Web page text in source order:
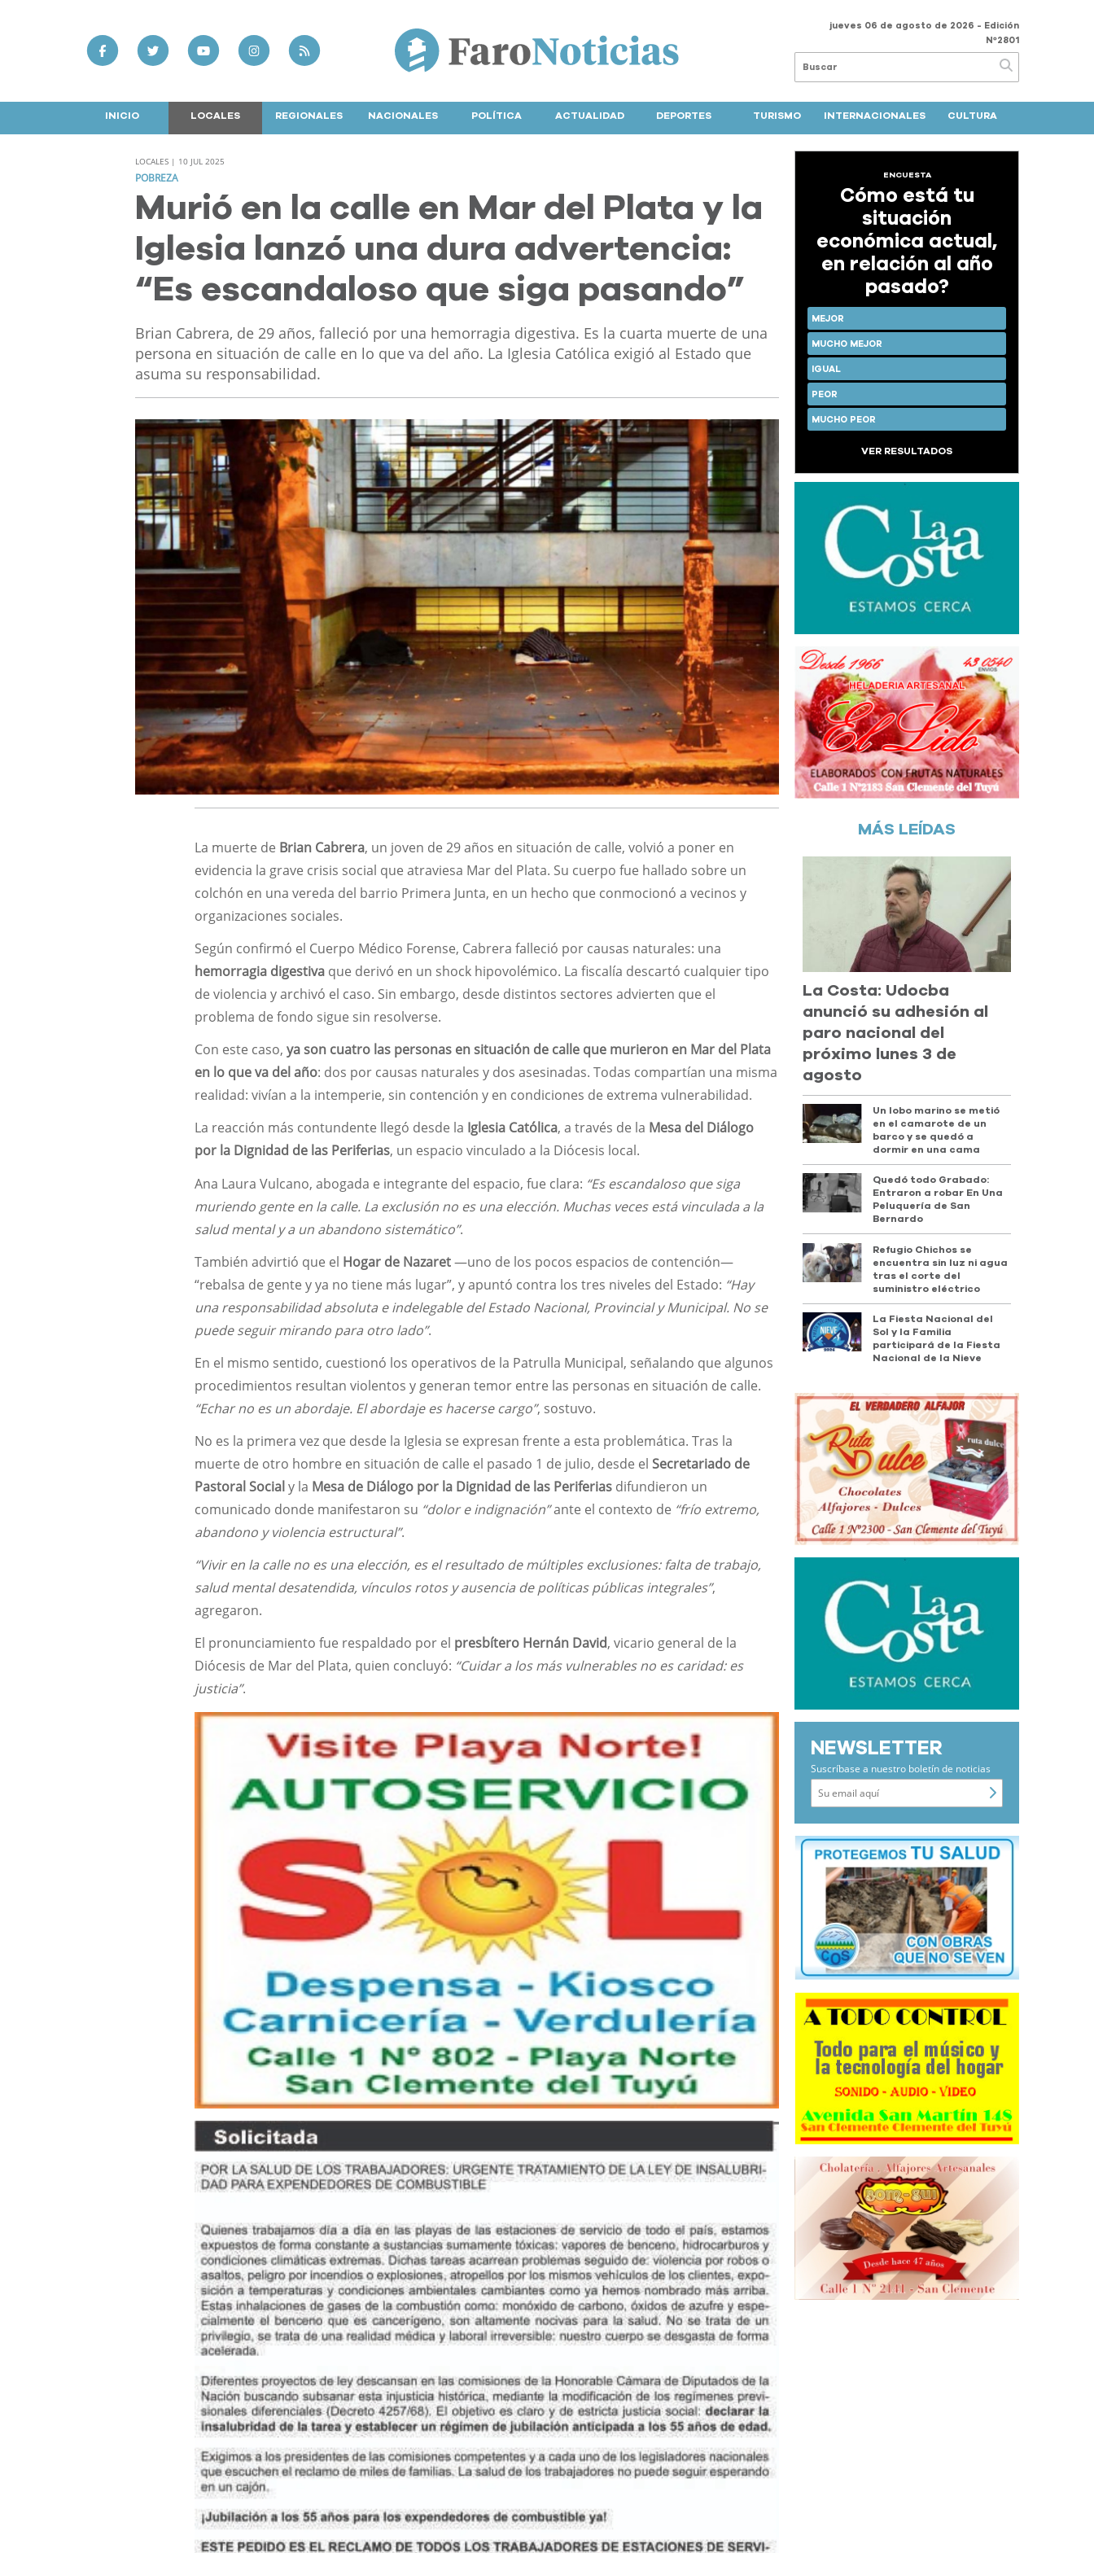
jueves 06 de agosto de 2026 - Edición
Nº2801
INICIO LOCALES REGIONALES NACIONALES POLÍTICA ACTUALIDAD DEPORTES TURISMO INTERNACIONALES CULTURA
LOCALES | 10 JUL 2025
POBREZA
Murió en la calle en Mar del Plata y la
Iglesia lanzó una dura advertencia:
“Es escandaloso que siga pasando”
Brian Cabrera, de 29 años, falleció por una hemorragia digestiva. Es la cuarta muerte de una
persona en situación de calle en lo que va del año. La Iglesia Católica exigió al Estado que
asuma su responsabilidad.
La muerte de Brian Cabrera, un joven de 29 años en situación de calle, volvió a poner en
evidencia la grave crisis social que atraviesa Mar del Plata. Su cuerpo fue hallado sobre un
colchón en una vereda del barrio Primera Junta, en un hecho que conmocionó a vecinos y
organizaciones sociales.
Según confirmó el Cuerpo Médico Forense, Cabrera falleció por causas naturales: una
hemorragia digestiva que derivó en un shock hipovolémico. La fiscalía descartó cualquier tipo
de violencia y archivó el caso. Sin embargo, desde distintos sectores advierten que el
problema de fondo sigue sin resolverse.
Con este caso,ya son cuatro las personas en situación de calle que murieron en Mar del Plata
en lo que va del año: dos por causas naturales y dos asesinadas. Todas compartían una misma
realidad: vivían a la intemperie, sin contención y en condiciones de extrema vulnerabilidad.
La reacción más contundente llegó desde la Iglesia Católica, a través de la Mesa del Diálogo
por la Dignidad de las Periferias, un espacio vinculado a la Diócesis local.
Ana Laura Vulcano, abogada e integrante del espacio, fue clara: “Es escandaloso que siga
muriendo gente en la calle. La exclusión no es una elección. Muchas veces está vinculada a la
salud mental y a un abandono sistemático”.
También advirtió que el Hogar de Nazaret—uno de los pocos espacios de contención—
“rebalsa de gente y ya no tiene más lugar”, y apuntó contra los tres niveles del Estado: “Hay
una responsabilidad absoluta e indelegable del Estado Nacional, Provincial y Municipal. No se
puede seguir mirando para otro lado”.
En el mismo sentido, cuestionó los operativos de la Patrulla Municipal, señalando que algunos
procedimientos resultan violentos y generan temor entre las personas en situación de calle.
“Echar no es un abordaje. El abordaje es hacerse cargo”, sostuvo.
No es la primera vez que desde la Iglesia se expresan frente a esta problemática. Tras la
muerte de otro hombre en situación de calle el pasado 1 de julio, desde elSecretariado de
Pastoral Social y la Mesa de Diálogo por la Dignidad de las Periferias difundieron un
comunicado donde manifestaron su “dolor e indignación”ante el contexto de “frío extremo,
abandono y violencia estructural”.
“Vivir en la calle no es una elección, es el resultado de múltiples exclusiones: falta de trabajo,
salud mental desatendida, vínculos rotos y ausencia de políticas públicas integrales”,
agregaron.
El pronunciamiento fue respaldado por el presbítero Hernán David, vicario general de la
Diócesis de Mar del Plata, quien concluyó: “Cuidar a los más vulnerables no es caridad: es
justicia”.
ENCUESTA
Cómo está tu
situación
económica actual,
en relación al año
pasado?
MEJOR
MUCHO MEJOR
IGUAL
PEOR
MUCHO PEOR
VER RESULTADOS
MÁS LEÍDAS
La Costa: Udocba
anunció su adhesión al
paro nacional del
próximo lunes 3 de
agosto
Un lobo marino se metió
en el camarote de un
barco y se quedó a
dormir en una cama
Quedó todo Grabado:
Entraron a robar En Una
Peluquería de San
Bernardo
Refugio Chichos se
encuentra sin luz ni agua
tras el corte del
suministro eléctrico
La Fiesta Nacional del
Sol y la Familia
participará de la Fiesta
Nacional de la Nieve
NEWSLETTER
Suscríbase a nuestro boletín de noticias